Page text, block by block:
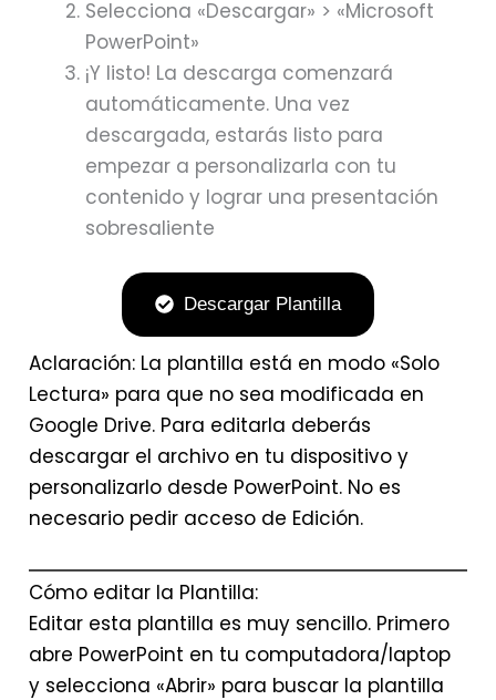
Selecciona «Descargar» > «Microsoft
PowerPoint»
¡Y listo! La descarga comenzará
automáticamente. Una vez
descargada, estarás listo para
empezar a personalizarla con tu
contenido y lograr una presentación
sobresaliente
Descargar Plantilla
Aclaración: La plantilla está en modo «Solo
Lectura» para que no sea modificada en
Google Drive. Para editarla deberás
descargar el archivo en tu dispositivo y
personalizarlo desde PowerPoint. No es
necesario pedir acceso de Edición.
Cómo editar la Plantilla:
Editar esta plantilla es muy sencillo. Primero
abre PowerPoint en tu computadora/laptop
y selecciona «Abrir» para buscar la plantilla